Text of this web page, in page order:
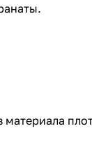
материала